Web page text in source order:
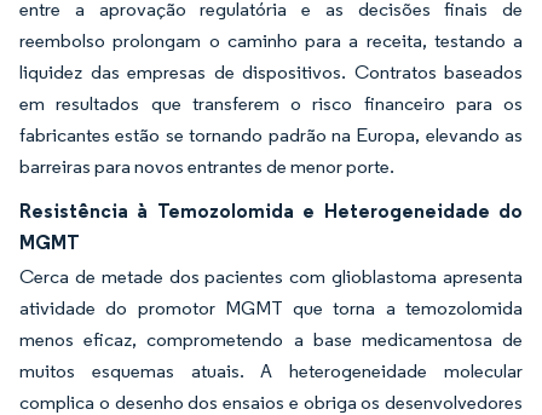
entre a aprovação regulatória e as decisões finais de
reembolso prolongam o caminho para a receita, testando a
liquidez das empresas de dispositivos. Contratos baseados
em resultados que transferem o risco financeiro para os
fabricantes estão se tornando padrão na Europa, elevando as
barreiras para novos entrantes de menor porte.
Resistência à Temozolomida e Heterogeneidade do
MGMT
Cerca de metade dos pacientes com glioblastoma apresenta
atividade do promotor MGMT que torna a temozolomida
menos eficaz, comprometendo a base medicamentosa de
muitos esquemas atuais. A heterogeneidade molecular
complica o desenho dos ensaios e obriga os desenvolvedores